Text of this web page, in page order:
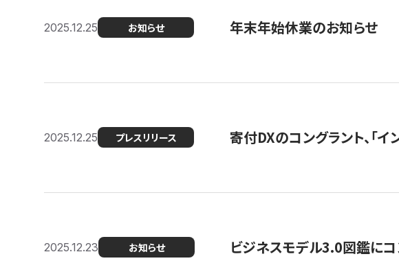
2025.12.25 お知らせ 年末年始休業のお知らせ
2025.12.25 プレスリリース 寄付DXのコングラント、「
2025.12.23 お知らせ ビジネスモデル3.0図鑑に